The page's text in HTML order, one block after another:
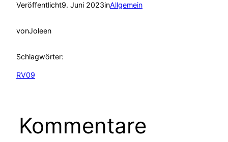
Veröffentlicht9. Juni 2023inAllgemein
vonJoleen
Schlagwörter:
RV09
Kommentare